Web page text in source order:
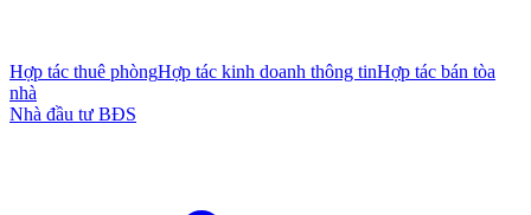
Hợp tác thuê phòngHợp tác kinh doanh thông tinHợp tác bán tòa
nhà
Nhà đầu tư BĐS